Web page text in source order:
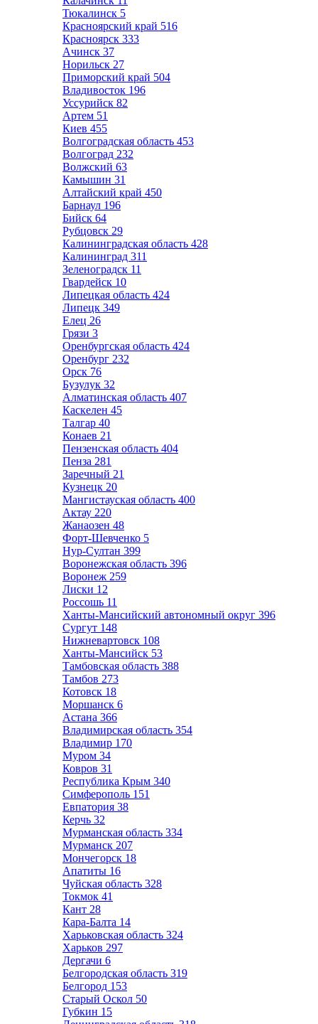
Тюкалинск 5
Красноярский край 516
Красноярск 333
Ачинск 37
Норильск 27
Приморский край 504
Владивосток 196
Уссурийск 82
Артем 51
Киев 455
Волгоградская область 453
Волгоград 232
Волжский 63
Камышин 31
Алтайский край 450
Барнаул 196
Бийск 64
Рубцовск 29
Калининградская область 428
Калининград 311
Зеленоградск 11
Гвардейск 10
Липецкая область 424
Липецк 349
Елец 26
Грязи 3
Оренбургская область 424
Оренбург 232
Орск 76
Бузулук 32
Алматинская область 407
Каскелен 45
Талгар 40
Конаев 21
Пензенская область 404
Пенза 281
Заречный 21
Кузнецк 20
Мангистауская область 400
Актау 220
Жанаозен 48
Форт-Шевченко 5
Нур-Султан 399
Воронежская область 396
Воронеж 259
Лиски 12
Россошь 11
Ханты-Мансийский автономный округ 396
Сургут 148
Нижневартовск 108
Ханты-Мансийск 53
Тамбовская область 388
Тамбов 273
Котовск 18
Моршанск 6
Астана 366
Владимирская область 354
Владимир 170
Муром 34
Ковров 31
Республика Крым 340
Симферополь 151
Евпатория 38
Керчь 32
Мурманская область 334
Мурманск 207
Мончегорск 18
Апатиты 16
Чуйская область 328
Токмок 41
Кант 28
Кара-Балта 14
Харьковская область 324
Харьков 297
Дергачи 6
Белгородская область 319
Белгород 153
Старый Оскол 50
Губкин 15